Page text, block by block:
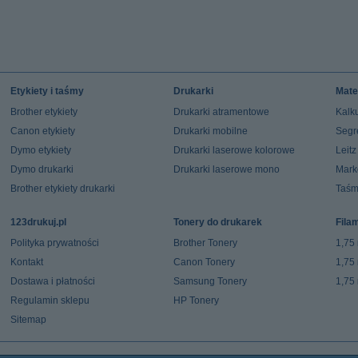
Etykiety i taśmy
Brother etykiety
Canon etykiety
Dymo etykiety
Dymo drukarki
Brother etykiety drukarki
Drukarki
Drukarki atramentowe
Drukarki mobilne
Drukarki laserowe kolorowe
Drukarki laserowe mono
123drukuj.pl
Polityka prywatności
Kontakt
Dostawa i płatności
Regulamin sklepu
Sitemap
Tonery do drukarek
Brother Tonery
Canon Tonery
Samsung Tonery
HP Tonery
1,75
1,75
1,75